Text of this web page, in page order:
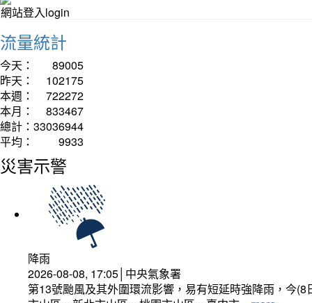
網站登入login
流量統計
今天：
89005
昨天：
102175
本週：
722272
本月：
833467
總計： 33036944
平均：
9933
災害示警
降雨
2026-08-08, 17:05│中央氣象署
第13號颱風及其外圍環流影響，易有短延時強降雨，今